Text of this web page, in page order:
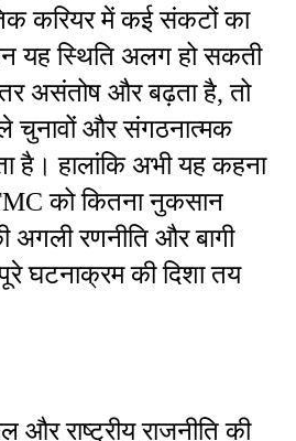
करियर में कई संकटों का
यह स्थिति अलग हो सकती
असंतोष और बढ़ता है, तो
चुनावों और संगठनात्मक
है। हालांकि अभी यह कहना
को कितना नुकसान
अगली रणनीति और बागी
घटनाक्रम की दिशा तय
और राष्ट्रीय राजनीति की